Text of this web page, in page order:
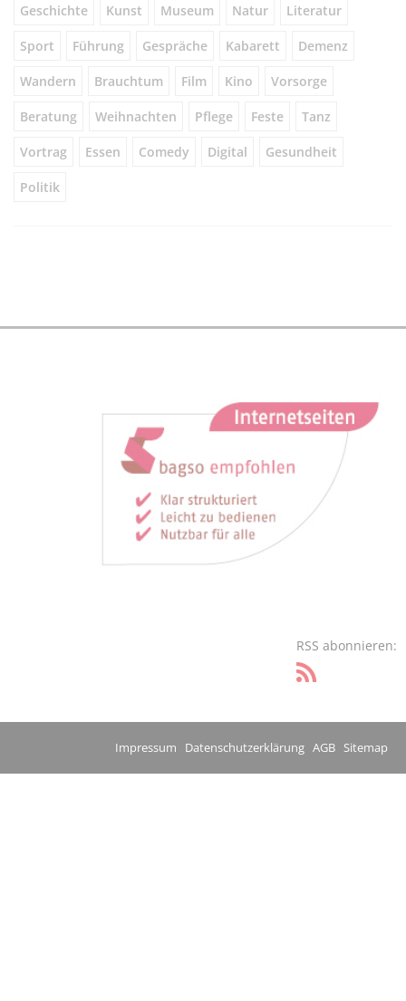
Geschichte Kunst Museum Natur Literatur
Sport Führung Gespräche Kabarett Demenz
Wandern Brauchtum Film Kino Vorsorge
Beratung Weihnachten Pflege Feste Tanz
Vortrag Essen Comedy Digital Gesundheit
Politik
RSS abonnieren:
Impressum Datenschutzerklärung AGB Sitemap